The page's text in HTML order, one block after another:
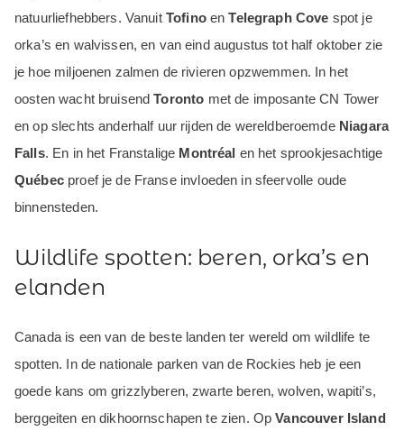
natuurliefhebbers. Vanuit TofinoenTelegraph Cove spot je
orka’s en walvissen, en van eind augustus tot half oktober zie
je hoe miljoenen zalmen de rivieren opzwemmen. In het
oosten wacht bruisendToronto met de imposante CN Tower
en op slechts anderhalf uur rijden de wereldberoemde Niagara
Falls. En in het Franstalige Montréal en het sprookjesachtige
Québecproef je de Franse invloeden in sfeervolle oude
binnensteden.
Wildlife spotten: beren, orka’s en
elanden
Canada is een van de beste landen ter wereld om wildlife te
spotten. In de nationale parken van de Rockies heb je een
goede kans om grizzlyberen, zwarte beren, wolven, wapiti’s,
berggeiten en dikhoornschapen te zien. OpVancouver Island